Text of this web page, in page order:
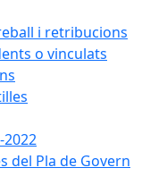
i retribucions
o vinculats
2022
del Pla de Govern